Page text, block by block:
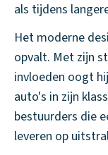
als tijdens
Het moderne
opvalt. Met zijn
invloeden oogt
auto's in zijn
bestuurders die
leveren op